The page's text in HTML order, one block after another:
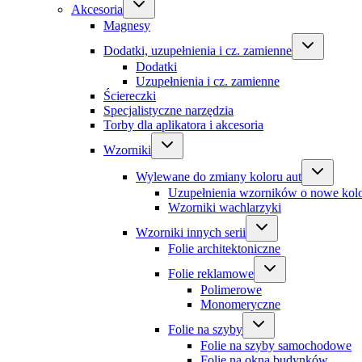
Akcesoria
Magnesy
Dodatki, uzupełnienia i cz. zamienne
Dodatki
Uzupełnienia i cz. zamienne
Ściereczki
Specjalistyczne narzędzia
Torby dla aplikatora i akcesoria
Wzorniki
Wylewane do zmiany koloru aut
Uzupełnienia wzorników o nowe
Wzorniki wachlarzyki
Wzorniki innych serii
Folie architektoniczne
Folie reklamowe
Polimerowe
Monomeryczne
Folie na szyby
Folie na szyby samochodowe